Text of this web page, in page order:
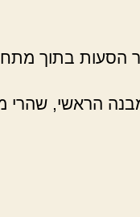
הסעות בתוך
הראשי, שהרי